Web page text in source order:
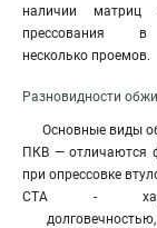
наличии
прессования
несколько проемов.
Разновидности
Основные виды
ПКВ — отличаются
при опрессовке
СТА -